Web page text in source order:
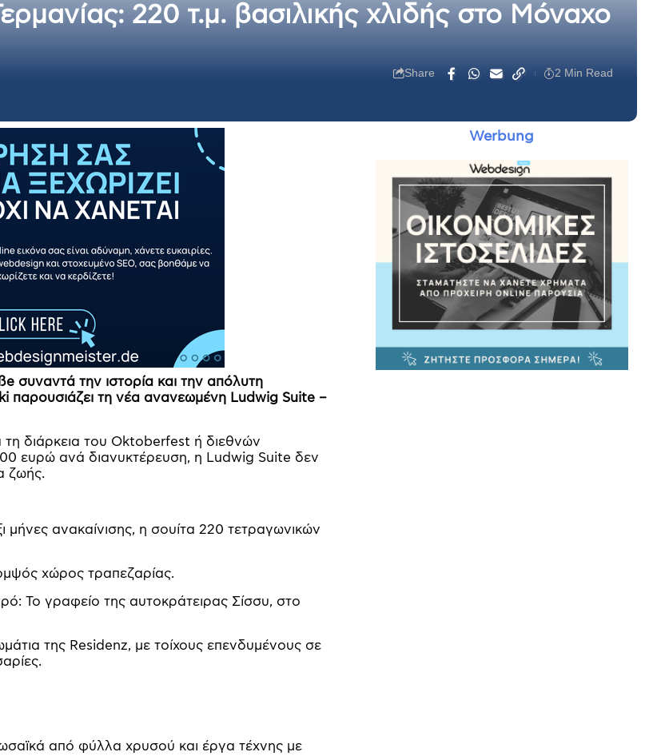
220 τ.μ. βασιλικής χλιδής στο Μόναχο
Share 2 Min Read
συναντά την ιστορία και την απόλυτη
παρουσιάζει τη νέα ανανεωμένη Ludwig Suite –
διάρκεια του Oktoberfest ή διεθνών
ευρώ ανά διανυκτέρευση, η Ludwig Suite δεν
ζωής.
ανακαίνισης, η σουίτα 220 τετραγωνικών
χώρος τραπεζαρίας.
Το γραφείο της αυτοκράτειρας Σίσσυ, στο
της Residenz, με τοίχους επενδυμένους σε
από φύλλα χρυσού και έργα τέχνης με
Werbung